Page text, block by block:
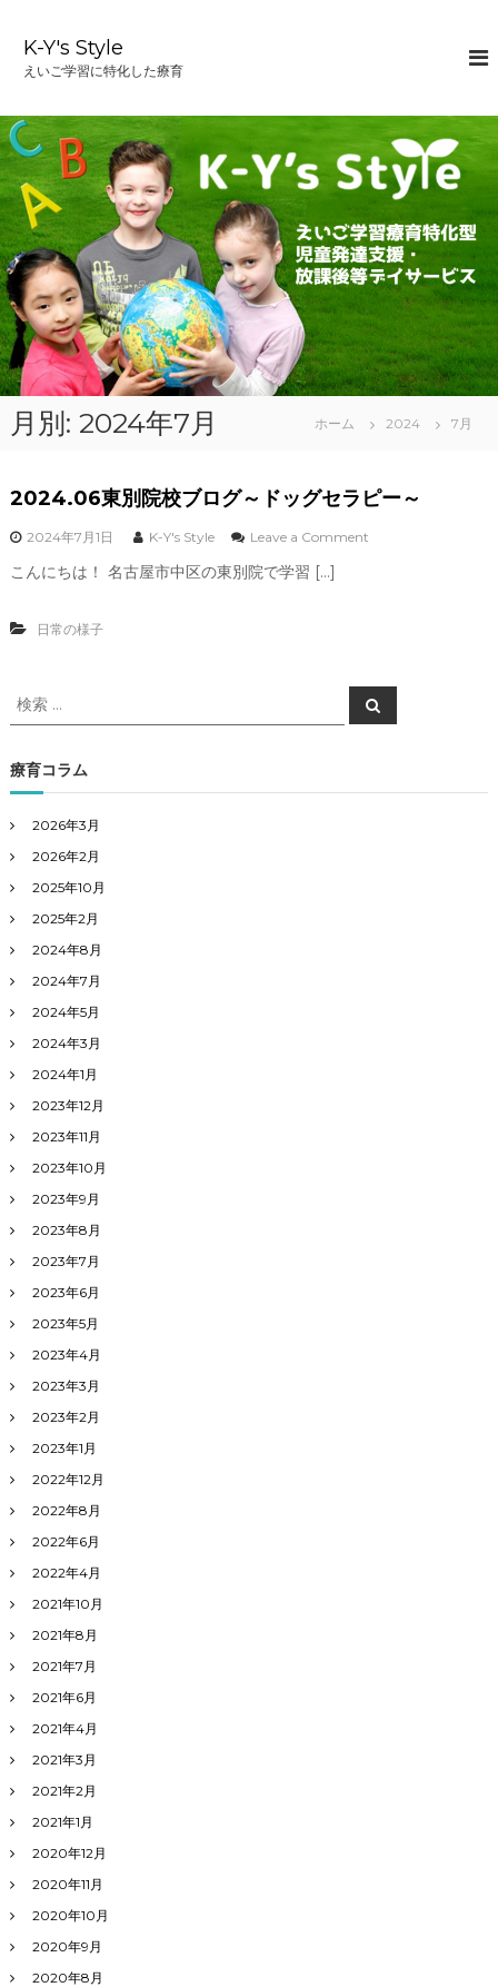
へ
ス
キ
ッ
プ
K-Y's Style
えいご学習に特化した療育
月別: 2024年7月 ホーム 2024 7月
2024.06東別院校ブログ～ドッグセラピー～
2024年7月1日 K-Y's Style Leave a Commento
6
東
ブ
こんにちは！ 名古屋市中区の東別院で学習 […]
日常の様子
検
索
象
:
検
索
療育コラム
2026年3月
2026年2月
2025年10月
2025年2月
2024年8月
2024年7月
2024年5月
2024年3月
2024年1月
2023年12月
2023年11月
2023年10月
2023年9月
2023年8月
2023年7月
2023年6月
2023年5月
2023年4月
2023年3月
2023年2月
2023年1月
2022年12月
2022年8月
2022年6月
2022年4月
2021年10月
2021年8月
2021年7月
2021年6月
2021年4月
2021年3月
2021年2月
2021年1月
2020年12月
2020年11月
2020年10月
2020年9月
2020年8月